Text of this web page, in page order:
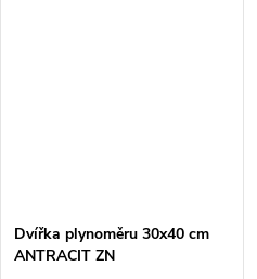
Dvířka plynoměru 30x40 cm
ANTRACIT ZN